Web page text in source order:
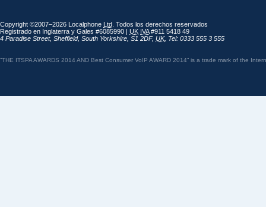
Copyright ©2007–2026 Localphone Ltd . Todos los derechos reservados
Registrado en Inglaterra y Gales #6085990 | UK IVA#911 5418 49
4 Paradise Street, Sheffield, South Yorkshire S1 2DF, UK, Tel: 0333 555 3 555
“THE ITSPA AWARDS 2014 AND Best Consumer VoIP AWARD 2014” is a trade mark of the